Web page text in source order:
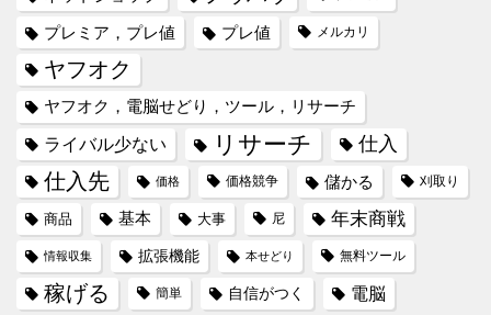
プレミア，プレ値 プレ値 メルカリ
ヤフオク
ヤフオク，電脳せどり，ツール，リサーチ
ライバル少ない リサーチ 仕入
仕入先 価格 価格競争 儲かる 刈取り
商品 基本 大事 尼 年末商戦
情報収集 拡張機能 本せどり 無料ツール
稼げる 簡単 自信がつく 電脳